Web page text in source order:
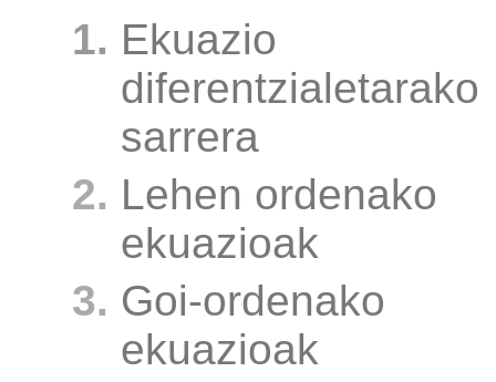
Ekuazio
diferentzialetarako
sarrera
Lehen ordenako
ekuazioak
Goi-ordenako
ekuazioak